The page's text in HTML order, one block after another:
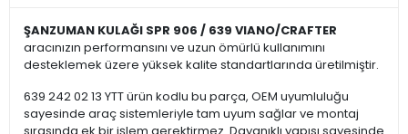
ŞANZUMAN KULAĞI SPR 906 / 639 VIANO/CRAFTER
aracınızın performansını ve uzun ömürlü kullanımını
desteklemek üzere yüksek kalite standartlarında üretilmiştir.
639 242 02 13 YTT ürün kodlu bu parça, OEM uyumluluğu
sayesinde araç sistemleriyle tam uyum sağlar ve montaj